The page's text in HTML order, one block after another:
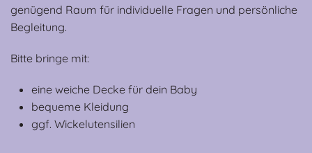
genügend Raum für individuelle Fragen und persönliche
Begleitung.
Bitte bringe mit:
eine weiche Decke für dein Baby
bequeme Kleidung
ggf. Wickelutensilien